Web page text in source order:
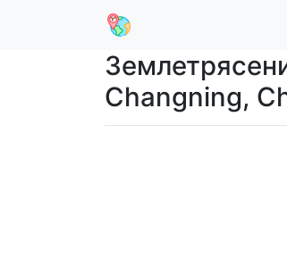
Changning,